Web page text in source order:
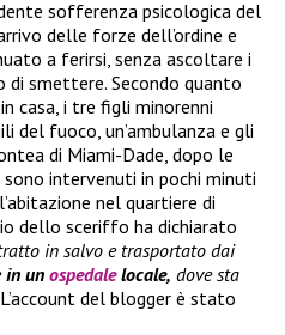
sofferenza psicologica del
delle forze dell’ordine e
a ferirsi, senza ascoltare i
di smettere. Secondo quanto
casa, i tre figli minorenni
del fuoco, un’ambulanza e gli
di Miami-Dade, dopo le
intervenuti in pochi minuti
nel quartiere di
dello sceriffo ha dichiarato
in salvo e trasportato dai
in un ospedalelocale, dove sta
L’account del blogger è stato